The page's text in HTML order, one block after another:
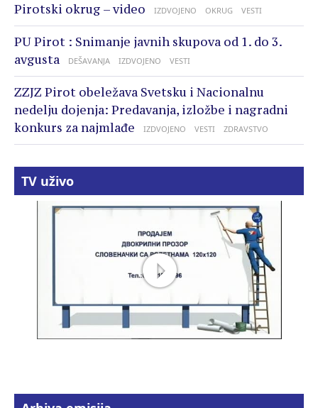
Pirotski okrug – video
IZDVOJENO OKRUG VESTI
PU Pirot : Snimanje javnih skupova od 1. do 3.
avgusta
DEŠAVANJA IZDVOJENO VESTI
ZZJZ Pirot obeležava Svetsku i Nacionalnu
nedelju dojenja: Predavanja, izložbe i nagradni
konkurs za najmlađe
IZDVOJENO VESTI ZDRAVSTVO
TV uživo